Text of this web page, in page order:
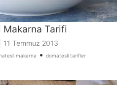
Makarna Tarifi
11 Temmuz 2013
makarna • domatesli tarifler